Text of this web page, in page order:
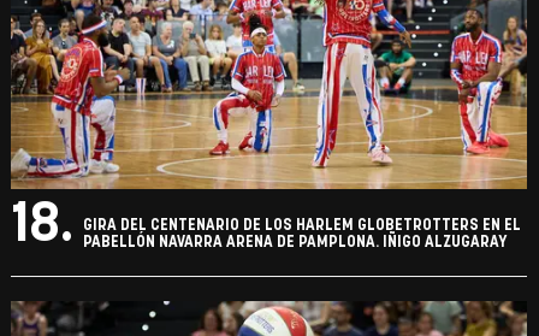
18.
GIRA DEL CENTENARIO DE LOS HARLEM GLOBETROTTERS EN EL
PABELLÓN NAVARRA ARENA DE PAMPLONA. IÑIGO ALZUGARAY